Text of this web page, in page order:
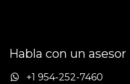
Habla con un asesor
+1 954-252-7460